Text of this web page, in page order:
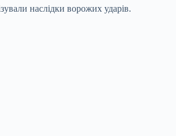
наслідки ворожих ударів.